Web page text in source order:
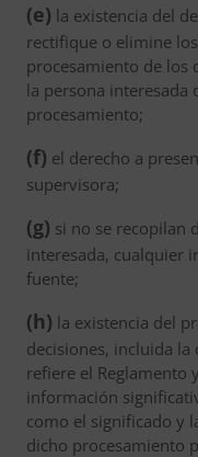
(e) la existencia del
rectifique o elimine
procesamiento de los
la persona interesada
procesamiento;
(f) el derecho a
supervisora;
(g) si no se recopilan
interesada, cualquier
fuente;
(h) la existencia del
decisiones, incluida la
refiere el Reglamento
información
como el significado y
dicho procesamiento